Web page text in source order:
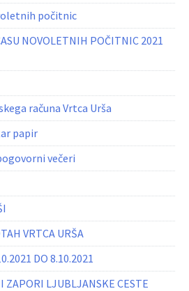
počitnic
NOVOLETNIH POČITNIC 2021
računa Vrtca Urša
papir
večeri
VRTCA URŠA
DO 8.10.2021
ZAPORI LJUBLJANSKE CESTE